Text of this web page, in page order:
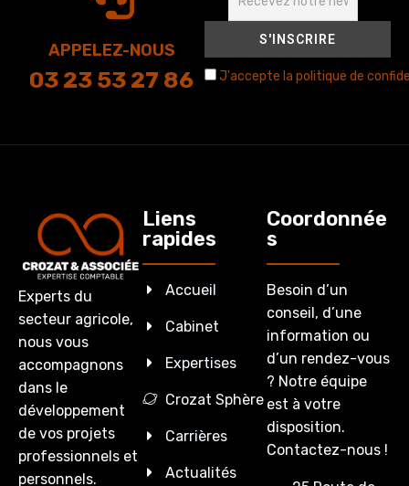
APPELEZ-NOUS
03 23 53 27 86 J'accepte la politique de
Experts du
secteur agricole,
nous vous
accompagnons
dans le
développement
de vos projets
professionnels et
personnels.
Liens
rapides
Accueil
Cabinet
Expertises
Crozat Sphère
Carrières
Actualités
Coordonnée
s
Besoin d’un
conseil, d’une
information ou
d’un rendez-vous
? Notre équipe
est à votre
disposition.
Contactez-nous !